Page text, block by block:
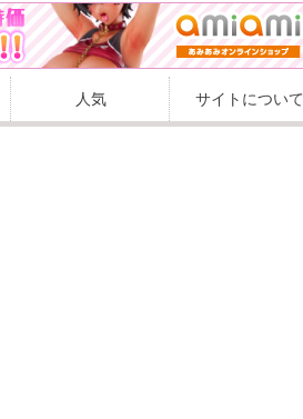
人気 サイトについて